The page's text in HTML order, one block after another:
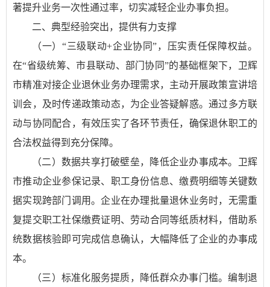
著提升业务一次性通过率，切实减轻企业办事负担。
二、典型经验突出，提供有力支撑
（一）“三级联动+企业协同”，压实责任保障权益。
在“省级统筹、市县联动、部门协同”的基础框架下，卫辉
市精准对接企业退休业务办理需求，主动开展政策宣讲培
训会，及时传递政策动态，为企业答疑解惑。通过多方联
动与协同配合，有效压实了各环节责任，确保退休职工的
合法权益得到充分保障。
（二）数据共享打破壁垒，降低企业办事成本。卫辉
市推动企业参保记录、职工身份信息、缴费明细等关键数
据实现跨部门调用。企业在办理批量退休业务时，无需重
复提交职工社保缴费证明、劳动合同等纸质材料，借助系
统数据核验即可完成信息确认，大幅降低了企业的办事成
本。
（三）标准化服务提质，降低群众办事门槛。编制退